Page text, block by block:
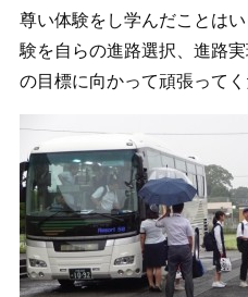
尊い体験をし学んだことは
験を自らの進路選択、進路
の目標に向かって頑張って